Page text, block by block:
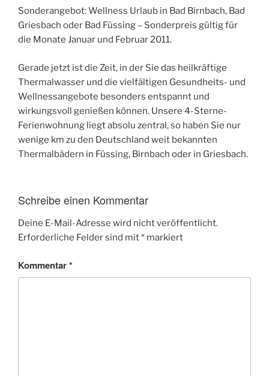
Sonderangebot: Wellness Urlaub in Bad Birnbach, Bad
Griesbach oder Bad Füssing – Sonderpreis gültig für
die Monate Januar und Februar 2011.
Gerade jetzt ist die Zeit, in der Sie das heilkräftige
Thermalwasser und die vielfältigen Gesundheits- und
Wellnessangebote besonders entspannt und
wirkungsvoll genießen können. Unsere 4-Sterne-
Ferienwohnung liegt absolu zentral, so haben Sie nur
wenige km zu den Deutschland weit bekannten
Thermalbädern in Füssing, Birnbach oder in Griesbach.
Schreibe einen Kommentar
Deine E-Mail-Adresse wird nicht veröffentlicht.
Erforderliche Felder sind mit* markiert
Kommentar*